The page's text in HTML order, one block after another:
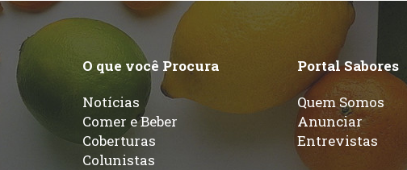
O que você Procura
Notícias
Comer e Beber
Coberturas
Colunistas
Portal Sabores
Quem Somos
Anunciar
Entrevistas